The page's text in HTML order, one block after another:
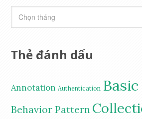
Thẻ đánh dấu
Annotation Authentication
Behavior Pattern